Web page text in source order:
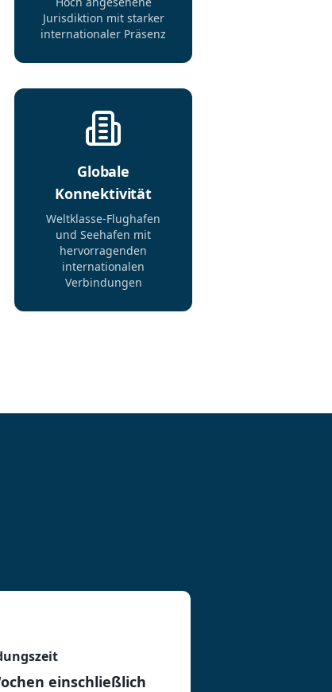
Jurisdiktion mit starker
internationaler Präsenz
Globale
Konnektivität
Weltklasse-Flughafen
und Seehafen mit
hervorragenden
internationalen
Verbindungen
einschließlich